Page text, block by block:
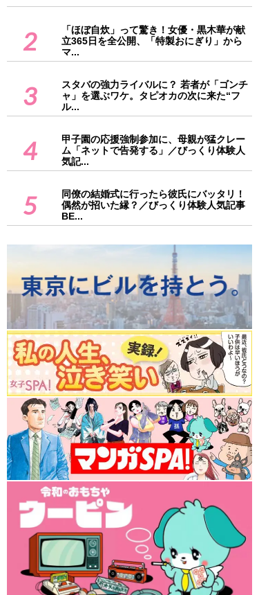
2
「ほぼ自炊」って驚き！女優・黒木華が献
立365日を全公開、「特製おにぎり」から
マ...
3
スタバの強力ライバルに？ 若者が「ゴンチ
ャ」を選ぶワケ。タピオカの次に来た“フ
ル...
4
甲子園の応援強制参加に、母親が猛クレー
ム「ネットで告発する」／びっくり体験人
気記...
5
同僚の結婚式に行ったら彼氏にバッタリ！
偶然が招いた縁？／びっくり体験人気記事
BE...